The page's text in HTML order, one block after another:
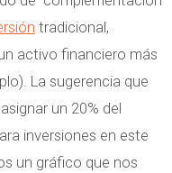
tradicional,
activo financiero más
La sugerencia que
un 20% del
inversiones en este
un gráfico que nos